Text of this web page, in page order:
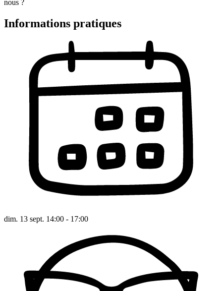
nous ?
Informations pratiques
dim. 13 sept. 14:00 - 17:00